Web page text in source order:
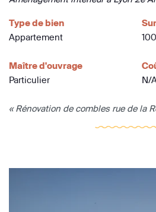
Type de bien
Appartement
Maître d'ouvrage
Particulier
N/
« Rénovation de combles rue de la